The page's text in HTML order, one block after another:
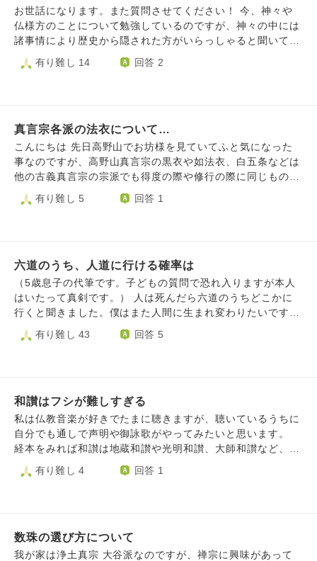
を依頼しましたが、今に至るまで全く改善されず。 ※管理会
社の話によると、私以外にも苦情を寄せた住民がいるそうで
す。 現実的な手段をやり尽くし、心身共に極限状態の今、
した。 《趣旨》 騒音一家の不幸は望んでいません。 ただ、
く自由に暮らしたい。 ・ならば、騒音一家が望みを叶えら
れる「別の住居＝新しい自分の家」へ転居するのが、最も合
理的で平和的な解決策。 ・双方の幸せの為の棲み分けとし
て縁切りをしたい。 ・騒音一家の皆様、私の知らない場
い。さようなら。 《疑問》 縁切りを模索中、お不動様の姿
か？ ※何度か参拝しているお寺にお不動様がいらっしゃいま
す。そちらで縁切り祈願をして問題ないですか？ またお寺
に伺えない時は、自宅でお不動様にお祈りして良いでしょう
か？ ・質問２：縁切り場で縁切り祈願をする場合、事前に
お不動様にお参りする方が良いですか？ ※「◯◯という縁
切り場で祈願します。場に漂う念などからお守りいただけま
事もあります。 お忙しいところ恐れ入りますが、よろしく
お願いいたします。
お世話になります。また質問させてください！ 今、神々や
仏様方のことについて勉強しているのですが、神々の中には
諸事情により歴史から隠された方がいらっしゃると聞いてい
ます。 そこで質問なのですが、仏様の中に歴史から隠され
た方はいらっしゃるのでしょうか？ 是非とも教えてくださ
有り難し 14 回答 2
真言宗各派の法衣について…
こんにちは 先日高野山でお坊様を見ていてふと気になった
事なのですが、高野山真言宗の黒衣や如法衣、白五条などは
他の古義真言宗の宗派でも得度の際や修行の際に同じものを
用いることは可能なのでしょうか？また高野山真言宗の袈裟
や衣は新義真言宗では使用できないのでしょうか？ ご教授
有り難し 5 回答 1
六道のうち、人道に行ける確率は
（5歳息子の代筆です。子どもの質問で恐れ入りますが本人
はいたって真剣です。） 人は死んだら六道のうちどこかに
行くと聞きました。僕はまた人間に生まれ変わりたいです。
・人道に行ける人はどれぐらいいますか。 ・どうしたら人
道に行ける可能性が高くなりますか。 ・死ぬのがこわいで
有り難し 43 回答 5
和讃はフシが難しすぎる
私は仏教音楽が好きでたまに聴きますが、聴いているうちに
自分でも通しで声明や御詠歌がやってみたいと思います。
経本をみれば和讃は地蔵和讃や光明和讃、大師和讃など、た
いてい七五音×四句で一曲だと発見しました。しかし自分の
智山派の密厳流や高野山の大師和讃などは全体が似ているよ
音和讃を真言宗の追弔和讃のフシで四句一曲で唱えたりする
ようですが、よそ様の曲を唱えたりしても良いんでしょう
有り難し 4 回答 1
数珠の選び方について
我が家は浄土真宗 大谷派なのですが、禅宗に興味があって